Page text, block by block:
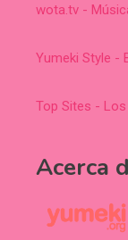
wota.tv -
Yumeki Style -
Top Sites -
Acerca